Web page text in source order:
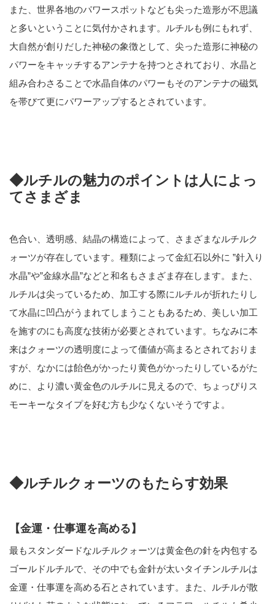
また、世界各地のパワースポットなども尖った造形が不思議
と多いということに気付かされます。ルチルも例にもれず、
大自然が創りだした神秘の象徴として、尖った造形に神秘の
パワーをキャッチするアンテナを持つとされており、水晶と
組み合わさることで水晶自体のパワーもそのアンテナの磁気
を帯びて更にパワーアップするとされています。
◆ルチルの魅力のポイントは人によっ
てさまざま
色合い、透明感、結晶の構造によって、さまざまなルチルク
ォーツが存在しています。種類によって金紅石以外に ”針入り
水晶”や”金線水晶”などと和名もさまざま存在します。また、
ルチルは尖っているため、加工する際にルチルが折れたりし
て水晶に凹凸がうまれてしまうこともあるため、美しい加工
を施すのにも高度な技術が必要とされています。ちなみに本
来はクォーツの透明度によって価値が高まるとされておりま
すが、なかには飴色がかったり黄色がかったりしているがた
めに、より濃い黄金色のルチルに見えるので、ちょっぴりス
モーキーなタイプを好む方も少なくないそうですよ。
◆ルチルクォーツのもたらす効果
【金運・仕事運を高める】
最もスタンダードなルチルクォーツは黄金色の針を内包する
ゴールドルチルで、その中でも金針が太いタイチンルチルは
金運・仕事運を高める石とされています。また、ルチルが散